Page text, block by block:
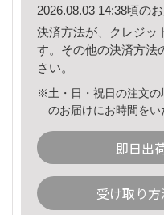
2026.08.03 14:38頃の
決済方法が、クレジッ
す。その他の決済方法
さい。
※土・日・祝日の注文の
のお届けにお時間をい
即日出
受け取り